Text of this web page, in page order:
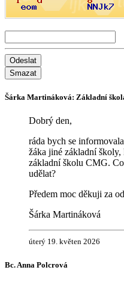
Odeslat
Smazat
Šárka Martináková: Základní
Dobrý den,
ráda bych se
žáka jiné základní
základní školu CMG.
udělat?
Předem moc děkuji za
Šárka Martináková
úterý 19. květen 2026
Bc. Anna Polcrová